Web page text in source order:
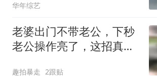
华年综艺
老婆出门不带老公，下秒
老公操作亮了，这招真是
趣拍暴走 2跟贴